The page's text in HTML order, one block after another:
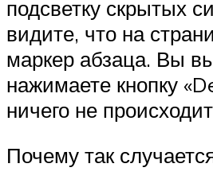
подсветку скрытых
видите, что на
маркер абзаца. Вы
нажимаете кнопку
ничего не
Почему так